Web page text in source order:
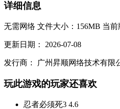
详细信息
无需网络 文件大小：156MB 当前
更新日期： 2026-07-08
发行商： 广州昇顺网络技术有限
玩此游戏的玩家还喜欢
忍者必须死3 4.6